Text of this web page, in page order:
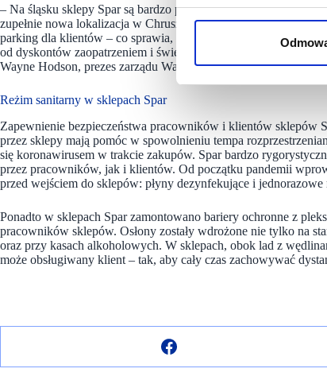
– Na śląsku sklepy Spar są bardzo popularne – niedawno
zupełnie nowa lokalizacja w Chruszczobrodzie. Spar Express
parking dla klientów – co sprawia, że zakupy są o wiele
od dyskontów zaopatrzeniem i świetnym wyborem towarów.
Wayne Hodson, prezes zarządu Wasz Sklep Spar.
Reżim sanitarny w sklepach Spar
Zapewnienie bezpieczeństwa pracowników i klientów sklepów
przez sklepy mają pomóc w spowolnieniu tempa
się koronawirusem w trakcie zakupów. Spar bardzo
przez pracowników, jak i klientów. Od początku pandemii
przed wejściem do sklepów: płyny dezynfekujące i
Ponadto w sklepach Spar zamontowano bariery ochronne z
pracowników sklepów. Osłony zostały wdrożone nie tylko na
oraz przy kasach alkoholowych. W sklepach, obok lad z
może obsługiwany klient – tak, aby cały czas zachowywać